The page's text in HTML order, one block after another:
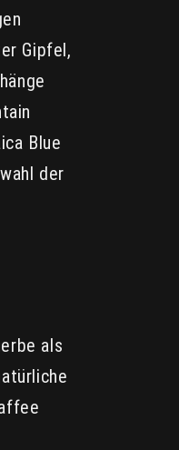
Gipfel,
Blue
der
als